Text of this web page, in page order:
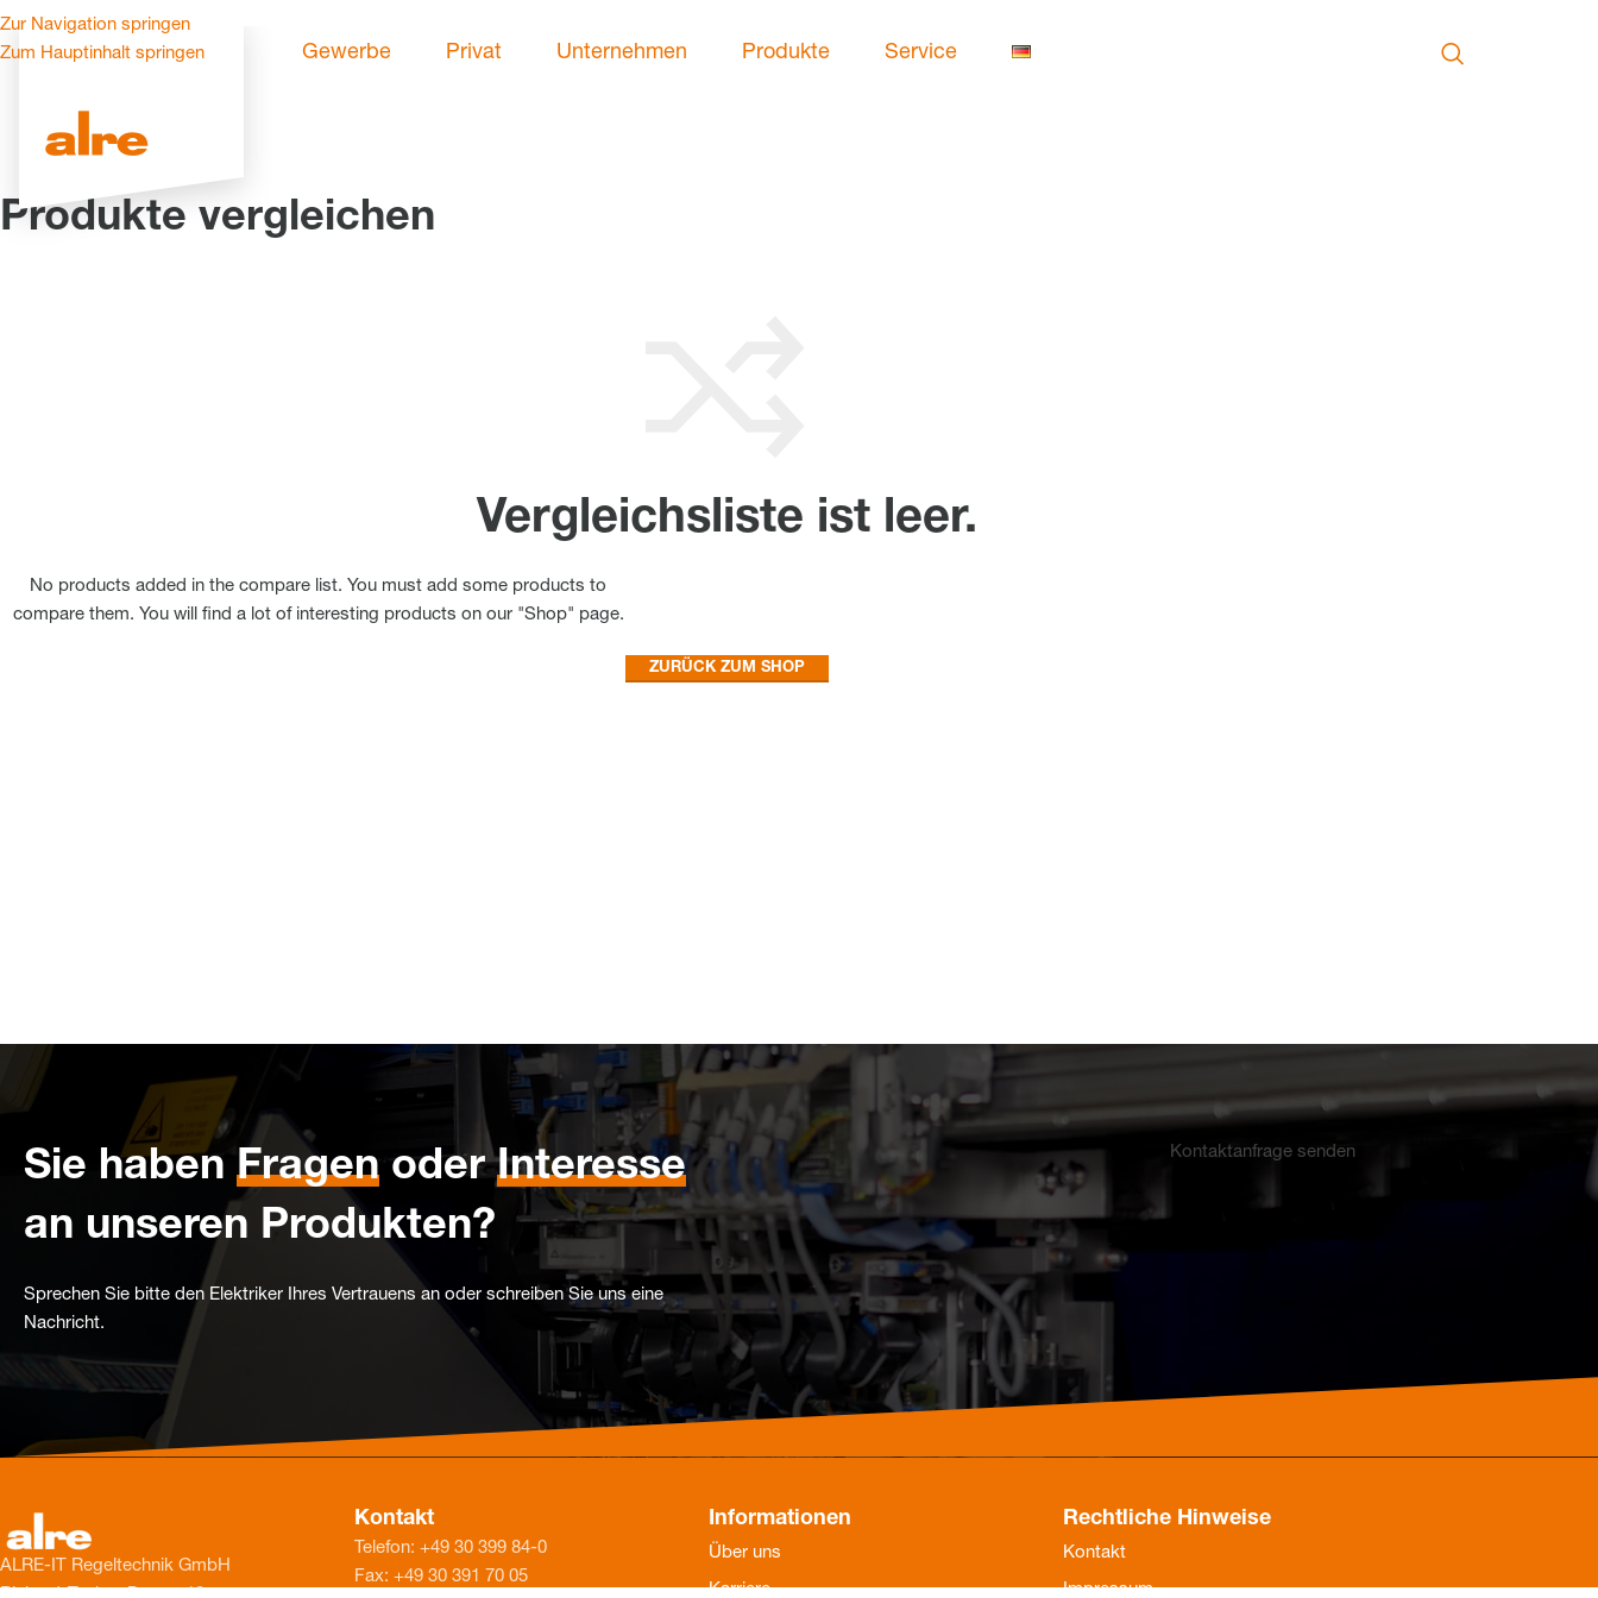
Zur Navigation springen
Zum Hauptinhalt springen
Gewerbe Privat Unternehmen Produkte
Aufputz
Service
Produkte vergleichen
Vergleichsliste ist leer.
No products added in the compare list. You must add some products to
compare them. You will find a lot of interesting products on our "Shop" page.
ZURÜCK ZUM SHOP
Sie haben Fragen oderInteresse
an unseren Produkten?
Sprechen Sie bitte den Elektriker Ihres Vertrauens an oder schreiben Sie uns eine
Nachricht.
Kontaktanfrage senden
ALRE-IT Regeltechnik GmbH
Kontakt
Telefon: +49 30 399 84-0
Fax: +49 30 391 70 05
Informationen
Über uns
Karriere
Rechtliche Hinweise
Kontakt
Impressum